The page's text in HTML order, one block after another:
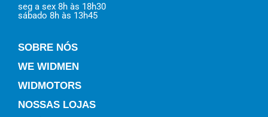
seg a sex 8h às 18h30
sábado 8h às 13h45
SOBRE NÓS
WE WIDMEN
WIDMOTORS
NOSSAS LOJAS